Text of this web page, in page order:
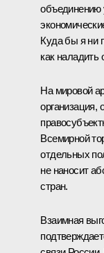
объединению
Куда бы я ни
как
На мировой
Всемирной
отдельных
не наносит
стран.
Взаимная